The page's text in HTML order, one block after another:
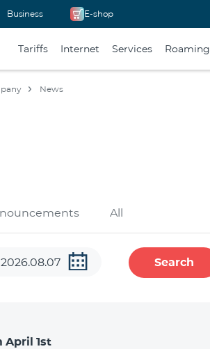
Business E-shop
Tariffs Internet Services Roaming
News
All
Search
April 1st